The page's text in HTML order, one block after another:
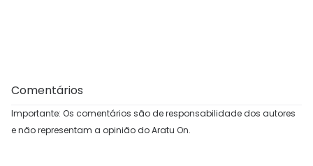
Comentários
Importante: Os comentários são de responsabilidade dos autores
e não representam a opinião do Aratu On.